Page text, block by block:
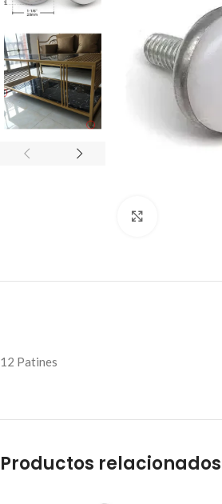
12 Patines
Productos relacionados